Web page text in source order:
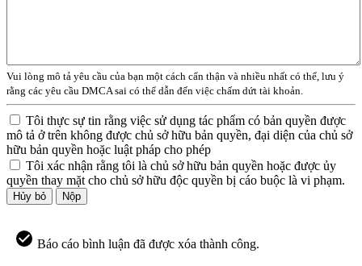
Vui lòng mô tả yêu cầu của bạn một cách cẩn thận và nhiều nhất có thể, lưu ý
rằng các yêu cầu DMCA sai có thể dẫn đến việc chấm dứt tài khoản.
Tôi thực sự tin rằng việc sử dụng tác phẩm có bản quyền được
mô tả ở trên không được chủ sở hữu bản quyền, đại diện của chủ sở
hữu bản quyền hoặc luật pháp cho phép
Tôi xác nhận rằng tôi là chủ sở hữu bản quyền hoặc được ủy
quyền thay mặt cho chủ sở hữu độc quyền bị cáo buộc là vi phạm.
Hủy bỏ Nộp
Báo cáo bình luận đã được xóa thành công.